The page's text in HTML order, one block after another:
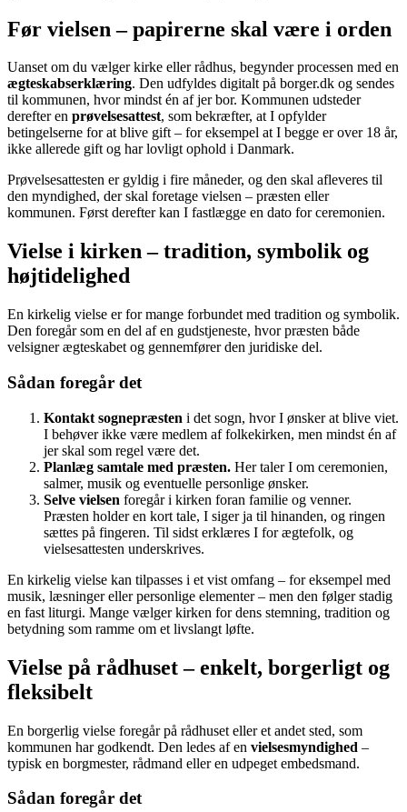
Før vielsen – papirerne skal være i orden
Uanset om du vælger kirke eller rådhus, begynder processen med en
ægteskabserklæring. Den udfyldes digitalt på borger.dk og sendes
til kommunen, hvor mindst én af jer bor. Kommunen udsteder
derefter en prøvelsesattest, som bekræfter, at I opfylder
betingelserne for at blive gift – for eksempel at I begge er over 18 år,
ikke allerede gift og har lovligt ophold i Danmark.
Prøvelsesattesten er gyldig i fire måneder, og den skal afleveres til
den myndighed, der skal foretage vielsen – præsten eller
kommunen. Først derefter kan I fastlægge en dato for ceremonien.
Vielse i kirken – tradition, symbolik og
højtidelighed
En kirkelig vielse er for mange forbundet med tradition og symbolik.
Den foregår som en del af en gudstjeneste, hvor præsten både
velsigner ægteskabet og gennemfører den juridiske del.
Sådan foregår det
Kontakt sognepræsten i det sogn, hvor I ønsker at blive viet.
I behøver ikke være medlem af folkekirken, men mindst én af
jer skal som regel være det.
Planlæg samtale med præsten. Her taler I om ceremonien,
salmer, musik og eventuelle personlige ønsker.
Selve vielsen foregår i kirken foran familie og venner.
Præsten holder en kort tale, I siger ja til hinanden, og ringen
sættes på fingeren. Til sidst erklæres I for ægtefolk, og
vielsesattesten underskrives.
En kirkelig vielse kan tilpasses i et vist omfang – for eksempel med
musik, læsninger eller personlige elementer – men den følger stadig
en fast liturgi. Mange vælger kirken for dens stemning, tradition og
betydning som ramme om et livslangt løfte.
Vielse på rådhuset – enkelt, borgerligt og
fleksibelt
En borgerlig vielse foregår på rådhuset eller et andet sted, som
kommunen har godkendt. Den ledes af en vielsesmyndighed –
typisk en borgmester, rådmand eller en udpeget embedsmand.
Sådan foregår det